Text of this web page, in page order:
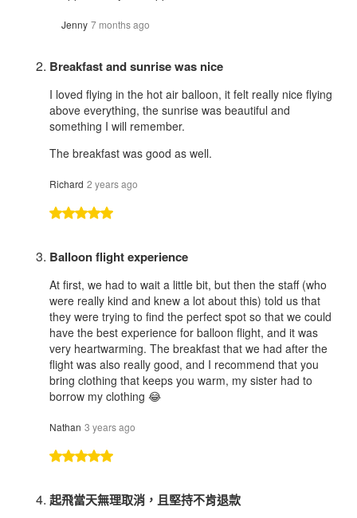
Jenny 7 months ago
Breakfast and sunrise was nice
I loved flying in the hot air balloon, it felt really nice flying
above everything, the sunrise was beautiful and
something I will remember.
The breakfast was good as well.
Richard 2 years ago
Balloon flight experience
At first, we had to wait a little bit, but then the staff (who
were really kind and knew a lot about this) told us that
they were trying to find the perfect spot so that we could
have the best experience for balloon flight, and it was
very heartwarming. The breakfast that we had after the
flight was also really good, and I recommend that you
bring clothing that keeps you warm, my sister had to
borrow my clothing 😂
Nathan 3 years ago
起飛當天無理取消，且堅持不肯退款